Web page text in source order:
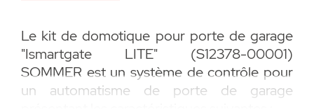
Le kit de domotique pour porte de garage
"Ismartgate LITE" (S12378-00001)
SOMMER est un système de contrôle pour
un automatisme de porte de garage